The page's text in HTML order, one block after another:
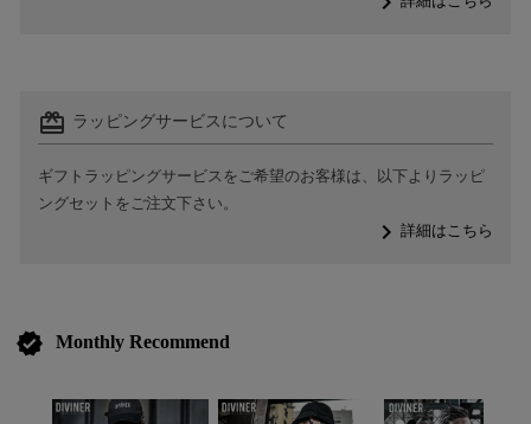
card_giftcard ラッピングサービスについて
ギフトラッピングサービスをご希望のお客様は、以下よりラッピ
ングセットをご注文下さい。
navigate_next詳細はこちら
verified Monthly Recommend